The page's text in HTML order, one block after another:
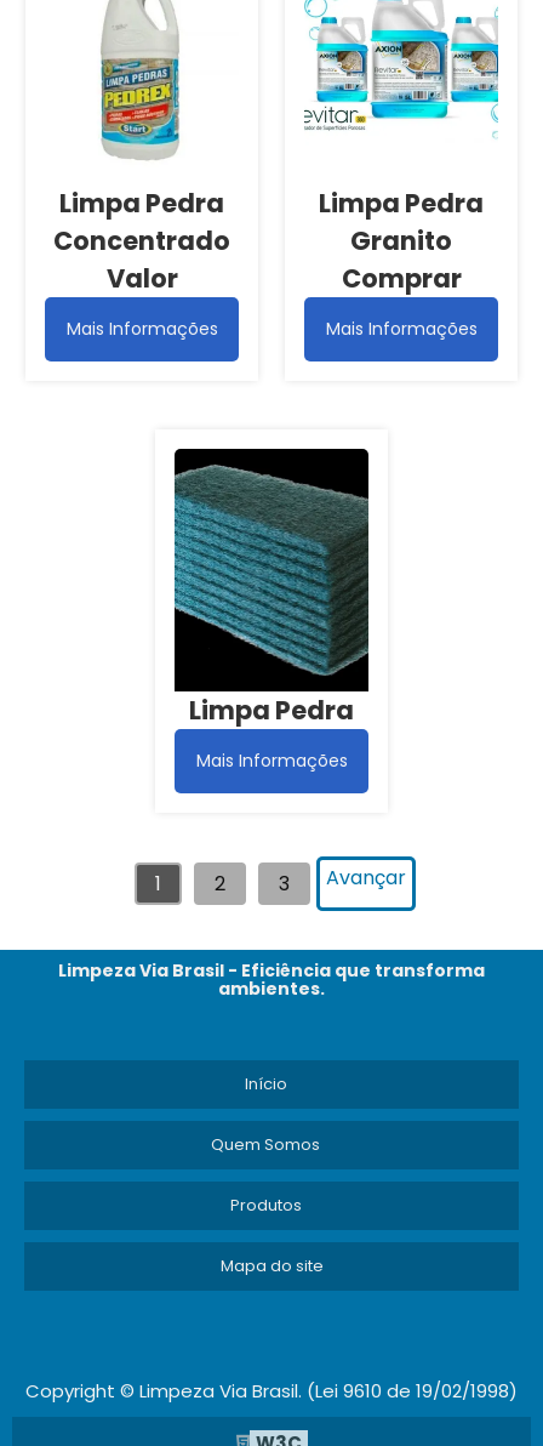
Limpa Pedra
Concentrado
Valor
Mais Informações
Limpa Pedra
Granito
Comprar
Mais Informações
Limpa Pedra
Mais Informações
1 2 3 Avançar
Limpeza Via Brasil - Eficiência que transforma
ambientes.
Início
Quem Somos
Produtos
Mapa do site
Copyright © Limpeza Via Brasil. (Lei 9610 de 19/02/1998)